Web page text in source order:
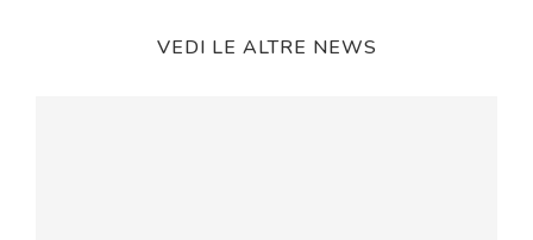
VEDI LE ALTRE NEWS